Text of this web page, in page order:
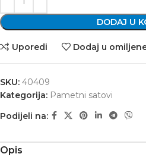
DODAJ U
Uporedi Dodaj u
SKU: 40409
Kategorija: Pametni satovi
Podijeli na:
Opis